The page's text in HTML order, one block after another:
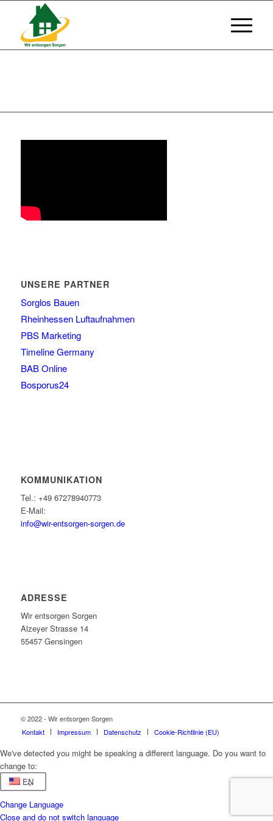
UNSERE PARTNER
Sorglos Bauen
Rheinhessen Luftaufnahmen
PBS Marketing
Timeline Germany
BAB Online
Bosporus24
KOMMUNIKATION
Tel.: +49 67278940773
E-Mail:
info@wir-entsorgen-sorgen.de
ADRESSE
Wir entsorgen Sorgen
Alzeyer Strasse 14
55457 Gensingen
© 2022 - Wir entsorgen Sorgen
Kontakt
Impressum Datenschutz Cookie-Richtlinie (EU)
We've detected you might be speaking a different language. Do you want to
change to:
EN
Change Language
Close and do not switch language